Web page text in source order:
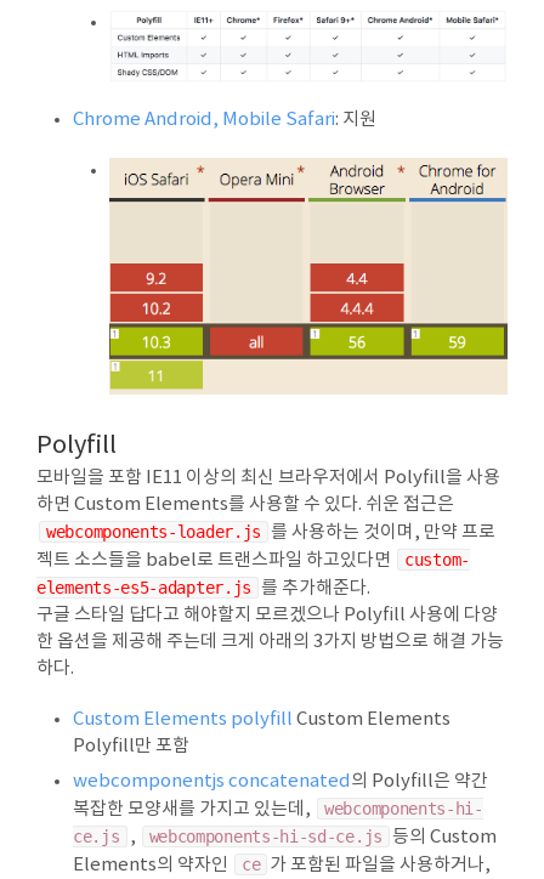
Chrome Android, Mobile Safari: 지원
Polyfill
모바일을 포함 IE11 이상의 최신 브라우저에서 Polyfill을 사용
하면 Custom Elements를 사용할 수 있다. 쉬운 접근은
webcomponents-loader.js 를 사용하는 것이며, 만약 프로
젝트 소스들을 babel로 트랜스파일 하고있다면
custom-
elements-es5-adapter.js 를 추가해준다.
구글 스타일 답다고 해야할지 모르겠으나 Polyfill 사용에 다양
한 옵션을 제공해 주는데 크게 아래의 3가지 방법으로 해결 가능
하다.
Custom Elements polyfill Custom Elements
Polyfill만 포함
webcomponentjs concatenated 의 Polyfill은 약간
복잡한 모양새를 가지고 있는데,
webcomponents-hi-
ce.js
, webcomponents-hi-sd-ce.js 등의 Custom
Elements의 약자인
ce 가 포함된 파일을 사용하거나,